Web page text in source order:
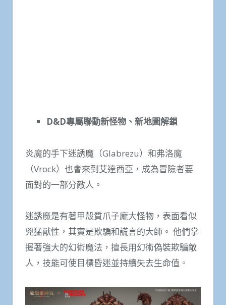
D&D專屬聯動新怪物、新地圖解鎖
炎魔的手下迷誘魔（Glabrezu）和弗洛魔
（Vrock）也會來到艾達西亞，成為冒險者要
面對的一部分敵人。
迷誘魔是有著甲殼質爪子龐大怪物，表面看似
兇猛獸性，其實是欺騙和謊言的大師。 他們掌
握著強大的幻術魔法，擅長用幻術偽裝欺騙敵
人，技能可使目標昏迷並持續失去生命值。